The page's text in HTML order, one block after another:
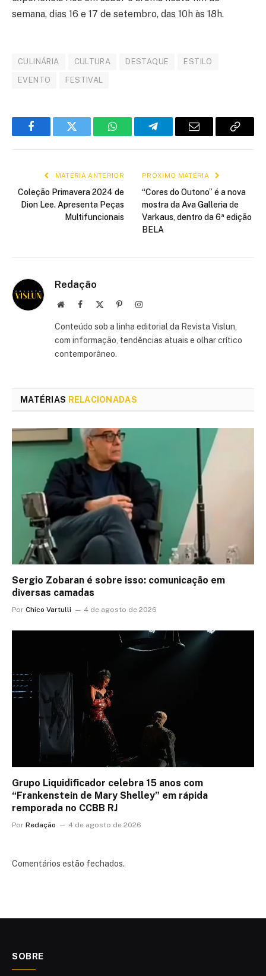
semana, dias 16 e 17 de setembro, das 10h às 18h.
CULINÁRIA CULTURA DESTAQUE ESTILO
EVENTO FESTIVAL
FacebookTwitter WhatsAppTelegramE-
Copiar
MATÉRIA ANTERIOR
Coleção Primavera 2024 de
Dion Lee. Apresenta Peças
Multifuncionais
PRÓXIMO MATÉRIA
“Cores do Outono” é a nova
mostra da Ava Galleria de
Varkaus, dentro da 6ª edição
BELA
Redação
Site Facebook PinterestInstagram
Conteúdo sob a linha editorial da Revista Vislun,
com informação, tendências atuais e olhar crítico
contemporâneo.
MATÉRIAS RELACIONADAS
Sergio Zobaran é sobre isso: comunicação em
diversas camadas
Por Chico Vartulli 4 de agosto de 2026
Grupo Liquidificador celebra 15 anos com
“Frankenstein de Mary Shelley” em rápida
remporada no CCBB RJ
Por Redação 4 de agosto de 2026
Comentários estão fechados.
SOBRE